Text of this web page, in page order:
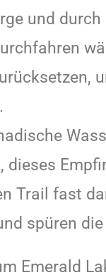
und
dieses
Trail fast
spüren
Emerald